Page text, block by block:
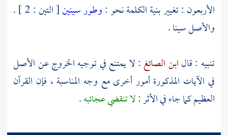
الأربعون : تغيير بنية الكلمة نحو :وطور سينين
[ التين : 2 ] .
والأصل سينا .
تنبيه : قالابن الصائغ : لا يمتنع في توجيه الخروج عن الأصل
في الآيات المذكورة أمور أخرى مع وجه المناسبة ، فإن القرآن
العظيم كما جاء في الأثر :لا تنقضي عجائبه.